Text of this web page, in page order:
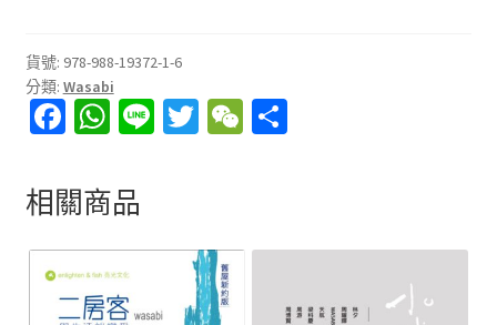
貨號: 978-988-19372-1-6
分類: Wasabi
Fa
b
o
o
k
W
at
sA
p
p
Li T W
at
分
相關商品